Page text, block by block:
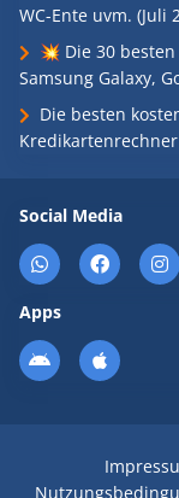
WC-Ente uvm. (Juli
💥 Die 30
Samsung Galaxy,
Die besten
Kredikartenrechner
Social Media
Apps